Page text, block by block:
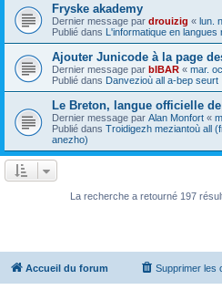
Fryske akademy
Dernier message par drouizig « lun.
Publié dans L'informatique en langues
Ajouter Junicode à la page
Dernier message par bIBAR « mar.
Publié dans Danvezioù all a-bep seurt
Le Breton, langue officielle
Dernier message par Alan Monfort «
Publié dans Troidigezh meziantoù all
anezho)
La recherche a retourné 197
Accueil du forum Supprimer les